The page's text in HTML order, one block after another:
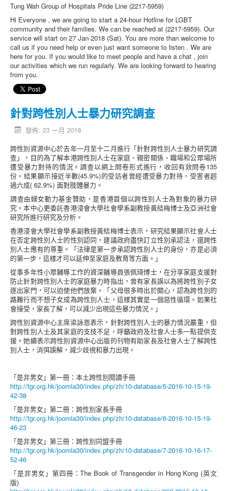
Tung Wah Group of Hospitals Pride Line (2217-5959)
Hi Everyone , we are going to start a 24-hour Hotline for LGBT
community and their families. We can be reached at (2217-5959). Our
service will start on 27 Jan 2018 (Sat). You are more than welcome to
call us if you need help or even just want someone to listen . We are
here for you. If you would like to meet people and have a chat , join
our activities which we run regularly. We are looking forward to hearing
from you.
針對跨性別人士暴力研究調查
發佈: 23 一月 2018
跨性別資源中心於去年一月至十二月進行「針對跨性別人士暴力研究調
查」，目的為了解本港跨性別人士在家庭、親密關係、職場和公眾場所
遭受暴力對待的情況。調查以網上問卷形式進行，收回有效問卷135
份。結果顯示接近半數(45.9%)的受訪者曾經遭受暴力對待，受害者超
過六成( 62.9%) 面對肢體暴力。
調查由婦女動力基金贊助，是香港首個以跨性別人士為對象的暴力研
究。本中心更委託香港浸會大學社會學系副教授黃結梅博士及亞洲社會
研究所進行研究及分析。
香港浸會大學社會學系副教授黃結梅博士表示，研究結果顯示社會人士
在否定跨性別人士的性別認同，建議政府盡快訂立性別承認法，還跨性
別人士應有的尊重。「法律是第一步承認跨性別人士的身份，亦是必須
的第一步，這樣才可以延伸至家庭及教育等方面。」
從事多年性小眾輔導工作的資深輔導員張佩琦博士，在分享家庭支援對
防止針對跨性別人士的家庭暴力時指出，曾有家長誤以為將跨性別子女
逐出家門，可以迫使他們放棄。「父母很多時出於關心，認為跨性別的
路難行而不想子女成為跨性別人士，這樣其實是一個惡性循環。如果社
會接受，家長了解，可以減少出現這些暴力情況。」
跨性別資源中心主席梁詠恩表示，針對跨性別人士的暴力情況嚴重，但
對跨性別人士及其家庭的支技不足，呼籲政府及社會人士多一點提供支
援。她續表示跨性別資源中心出版的刊物有助家長及社會人士了解跨性
別人士，消弭誤解，減少歧視和暴力出現。
「是非男女」第一冊：本土跨性別閱讀手冊
http://tgr.org.hk/joomla30/index.php/zh/10-database/5-2016-10-15-19-
42-38
「是非男女」第二冊：跨性別家長手冊
http://tgr.org.hk/joomla30/index.php/zh/10-database/6-2016-10-15-19-
46-23
「是非男女」第三冊：跨性別同盟手冊
http://tgr.org.hk/joomla30/index.php/zh/10-database/7-2016-10-16-17-
52-46
「是非男女」第四冊：The Book of Transgender in Hong Kong (英文
版)